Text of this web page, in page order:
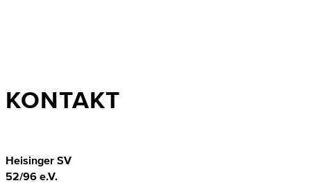
KONTAKT
Heisinger SV
52/96 e.V.